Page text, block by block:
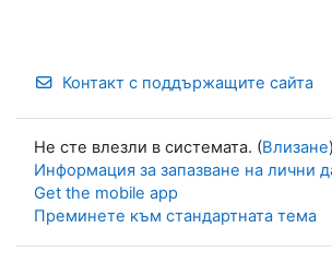
Контакт с поддържащите сайта
Не сте влезли в системата. (Влизане)
Информация за запазване на лични
Get the mobile app
Преминете към стандартната тема